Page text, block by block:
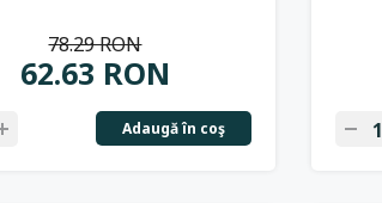
62.63 RON
78.29 RON
Adaugă în coş